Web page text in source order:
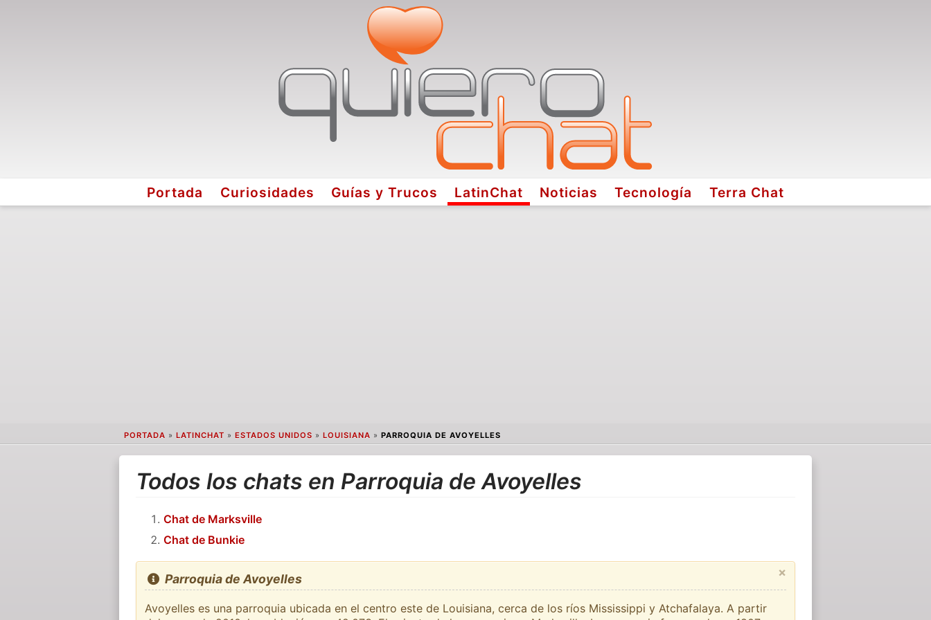
Portada Curiosidades Guías y Trucos LatinChat Noticias Tecnología Terra Chat
PORTADA » LATINCHAT » ESTADOS UNIDOS » LOUISIANA » PARROQUIA DE AVOYELLES
Todos los chats en Parroquia de Avoyelles
Chat de Marksville
Chat de Bunkie
×
Parroquia de Avoyelles
Avoyelles es una parroquia ubicada en el centro este de Louisiana, cerca de los ríos Mississippi y Atchafalaya. A partir